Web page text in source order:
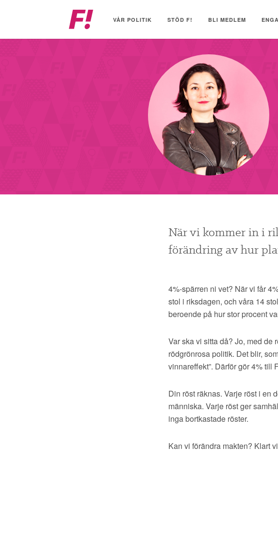
initiativ
VÅR POLITIK STÖD F! BLI MEDLEM
När vi kommer in i
förändring av hur
4%-spärren ni vet? När vi får
stol i riksdagen, och våra 14
beroende på hur stor procent
Var ska vi sitta då? Jo, med de
rödgrönrosa politik. Det blir,
vinnareffekt”. Därför gör 4% till
Din röst räknas. Varje röst i en
människa. Varje röst ger
inga bortkastade röster.
Kan vi förändra makten? Klart